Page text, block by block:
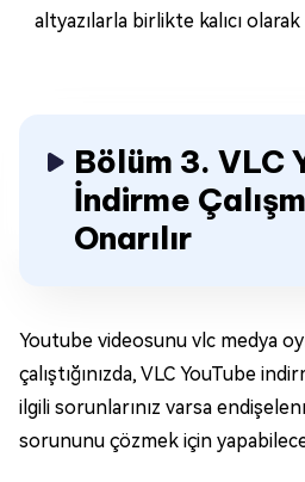
altyazılarla birlikte kalıcı
Bölüm 3. VLC
İndirme
Onarılır
Youtube videosunu vlc medya
çalıştığınızda, VLC YouTube
ilgili sorunlarınız varsa
sorununu çözmek için